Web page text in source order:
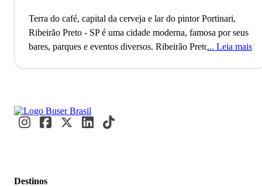
Terra do café, capital da cerveja e lar do pintor Portinari,
Ribeirão Preto - SP é uma cidade moderna, famosa por seus
bares, parques e eventos diversos. Ribeirão Preto, fundada
um polo de inovação e tecnologia, com o 21º maior PIB do
país. Todos os anos, milhares de visitantes e estudantes
Leia mais
Destinos